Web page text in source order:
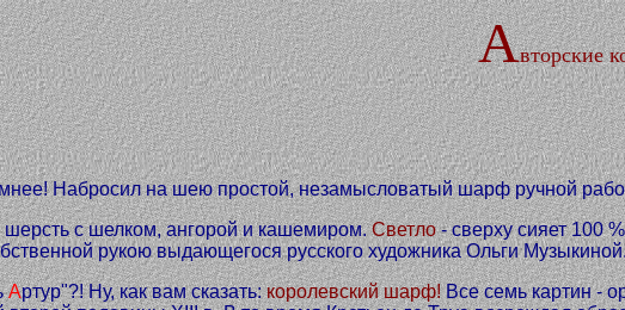
Авторские
Набросил на шею простой, незамысловатый шарф ручной
шерсть с шелком, ангорой и кашемиром.Светло- сверху сияет 100
рукою выдающегося русского художника Ольги Музыкиной.
Артур"?! Ну, как вам сказать:королевский шарф!Все семь картин -